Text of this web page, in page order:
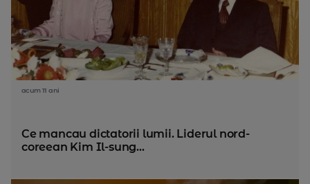
acum 11 ani
Ce mancau dictatorii lumii. Liderul nord-
coreean Kim Il-sung...